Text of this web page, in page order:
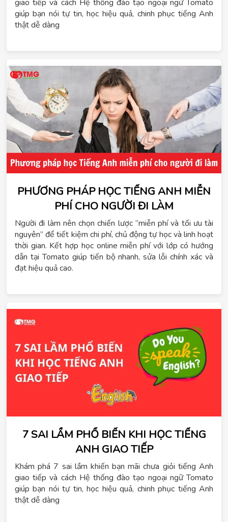
giao tiếp và cách Hệ thống đào tạo ngoại ngữ Tomato
giúp bạn nói tự tin, học hiệu quả, chinh phục tiếng Anh
thật dễ dàng
PHƯƠNG PHÁP HỌC TIẾNG ANH MIỄN
PHÍ CHO NGƯỜI ĐI LÀM
Người đi làm nên chọn chiến lược “miễn phí và tối ưu tài
nguyên” để tiết kiệm chi phí, chủ động tự học và linh hoạt
thời gian. Kết hợp học online miễn phí với lớp có hướng
dẫn tại Tomato giúp tiến bộ nhanh, sửa lỗi chính xác và
đạt hiệu quả cao.
7 SAI LẦM PHỔ BIẾN KHI HỌC TIẾNG
ANH GIAO TIẾP
Khám phá 7 sai lầm khiến bạn mãi chưa giỏi tiếng Anh
giao tiếp và cách Hệ thống đào tạo ngoại ngữ Tomato
giúp bạn nói tự tin, học hiệu quả, chinh phục tiếng Anh
thật dễ dàng